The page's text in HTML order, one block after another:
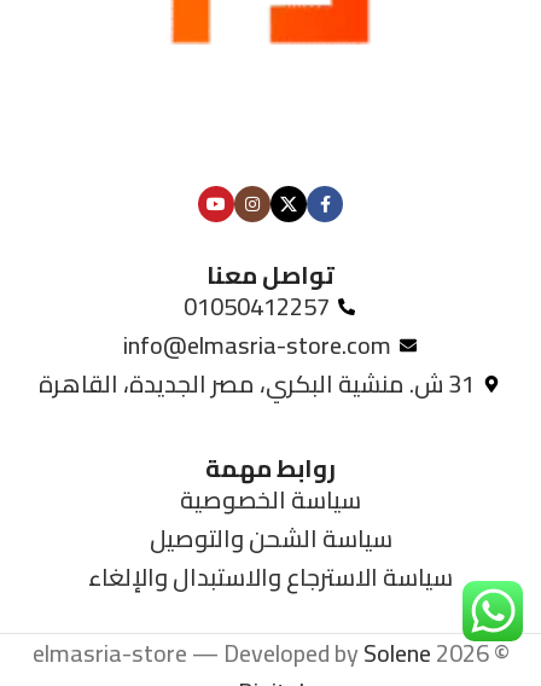
تواصل معنا
01050412257
info@elmasria-store.com
31 ش. منشية البكري، مصر الجديدة، القاهرة
روابط مهمة
سياسة الخصوصية
سياسة الشحن والتوصيل
سياسة الاسترجاع والاستبدال والإلغاء
© 2026 elmasria-store — Developed by
Solene